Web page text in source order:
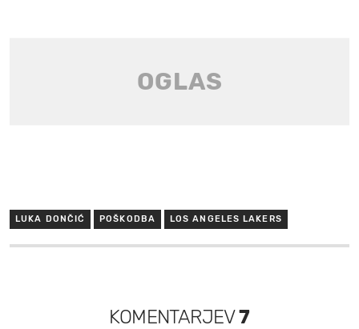
LUKA DONČIĆ POŠKODBA LOS ANGELES LAKERS
KOMENTARJEV7